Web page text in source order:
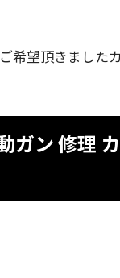
希望頂きました
ガン 修理